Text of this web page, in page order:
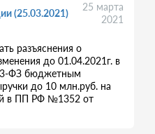
(25.03.2021)
25 марта
2021
разъяснения о
до 01.04.2021г. в
ФЗ бюджетным
до 10 млн.руб. на
в ПП РФ №1352 от